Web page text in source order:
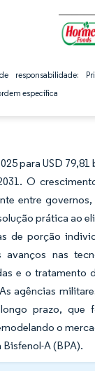
responsabilidade:
específica
para USD
O
entre
prática ao
de porção
nas
e o tratamento
agências
prazo, que
o
A (BPA).